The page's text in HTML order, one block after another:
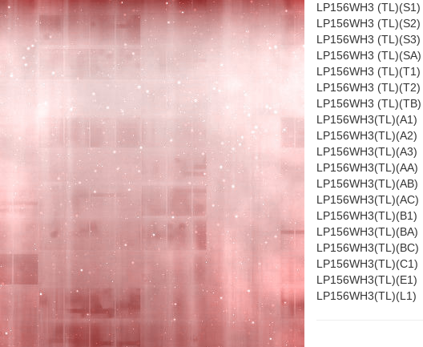
LP156WH3 (TL)(S1)
LP156WH3 (TL)(S2)
LP156WH3 (TL)(S3)
LP156WH3 (TL)(SA)
LP156WH3 (TL)(T1)
LP156WH3 (TL)(T2)
LP156WH3 (TL)(TB)
LP156WH3(TL)(A1)
LP156WH3(TL)(A2)
LP156WH3(TL)(A3)
LP156WH3(TL)(AA)
LP156WH3(TL)(AB)
LP156WH3(TL)(AC)
LP156WH3(TL)(B1)
LP156WH3(TL)(BA)
LP156WH3(TL)(BC)
LP156WH3(TL)(C1)
LP156WH3(TL)(E1)
LP156WH3(TL)(L1)